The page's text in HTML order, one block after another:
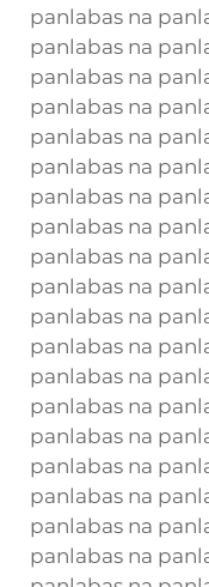
panlabas na
panlabas na
panlabas na
panlabas na
panlabas na
panlabas na
panlabas na
panlabas na
panlabas na
panlabas na
panlabas na
panlabas na
panlabas na
panlabas na
panlabas na
panlabas na
panlabas na
panlabas na
panlabas na